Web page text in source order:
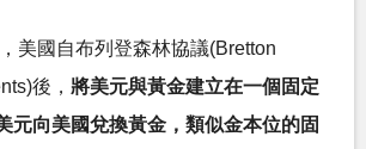
美國自布列登森林協議(Bretton
後， 將美元與黃金建立在一個固定
元向美國兌換黃金，類似金本位的固